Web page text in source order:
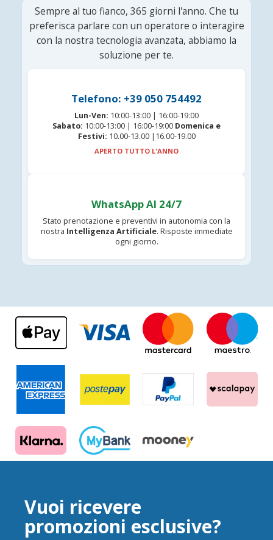
Sempre al tuo fianco, 365 giorni l'anno. Che tu
preferisca parlare con un operatore o interagire
con la nostra tecnologia avanzata, abbiamo la
soluzione per te.
Telefono: +39 050 754492
Lun-Ven: 10:00-13:00 | 16:00-19:00
Sabato: 10:00-13:00 | 16:00-19:00 Domenica e
Festivi: 10.00-13.00 |16.00-19.00
APERTO TUTTO L'ANNO
WhatsApp AI 24/7
Stato prenotazione e preventivi in autonomia con la
nostra Intelligenza Artificiale. Risposte immediate
ogni giorno.
Vuoi ricevere
promozioni esclusive?